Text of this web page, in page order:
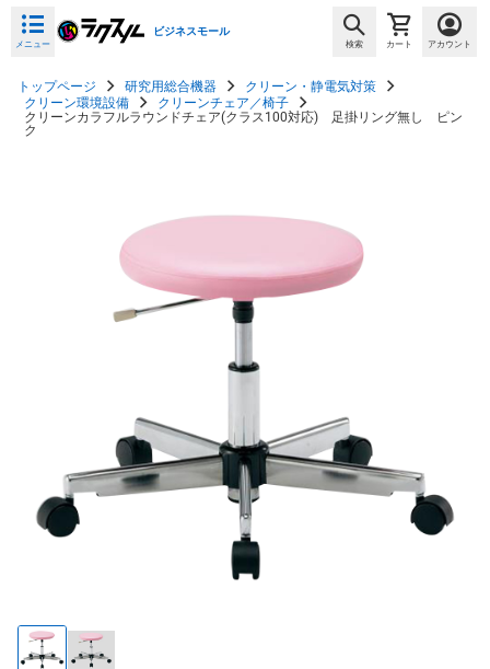
メニュー
ビジネスモール
検索 カート アカウント
トップページ 研究用総合機器
クリーン・静電気対策
クリーン環境設備
クリーンチェア／椅子
クリーンカラフルラウンドチェア(クラス100対応) 足掛リング無し ピン
ク